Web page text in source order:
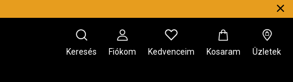
Keresés Fiókom Kedvenceim Kosaram Üzletek